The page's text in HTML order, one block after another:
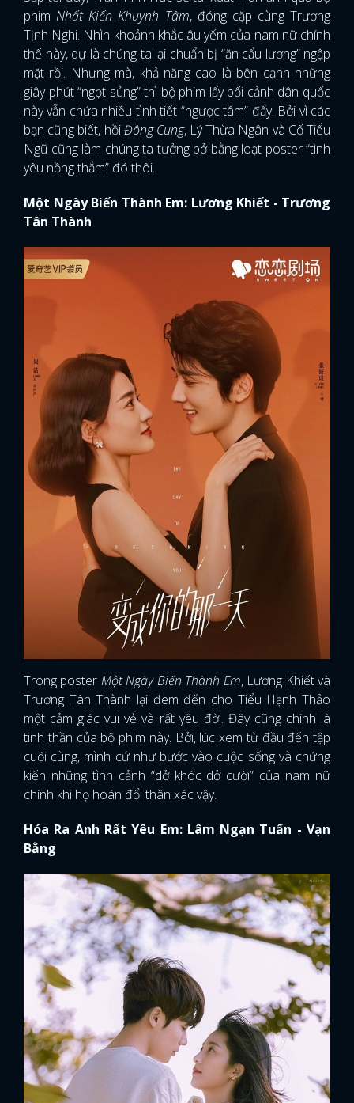
phim Nhất Kiến Khuynh Tâm, đóng cặp cùng Trương
Tịnh Nghi. Nhìn khoảnh khắc âu yếm của nam nữ chính
thế này, dự là chúng ta lại chuẩn bị “ăn cẩu lương” ngập
mặt rồi. Nhưng mà, khả năng cao là bên cạnh những
giây phút “ngọt sủng” thì bộ phim lấy bối cảnh dân quốc
này vẫn chứa nhiều tình tiết “ngược tâm” đấy. Bởi vì các
bạn cũng biết, hồiĐông Cung, Lý Thừa Ngân và Cố Tiểu
Ngũ cũng làm chúng ta tưởng bở bằng loạt poster “tình
yêu nồng thắm” đó thôi.
Một Ngày Biến Thành Em: Lương Khiết - Trương
Tân Thành
Trong poster Một Ngày Biến Thành Em, Lương Khiết và
Trương Tân Thành lại đem đến cho Tiểu Hạnh Thảo
một cảm giác vui vẻ và rất yêu đời. Đây cũng chính là
tinh thần của bộ phim này. Bởi, lúc xem từ đầu đến tập
cuối cùng, mình cứ như bước vào cuộc sống và chứng
kiến những tình cảnh “dở khóc dở cười” của nam nữ
chính khi họ hoán đổi thân xác vậy.
Hóa Ra Anh Rất Yêu Em: Lâm Ngạn Tuấn - Vạn
Bằng